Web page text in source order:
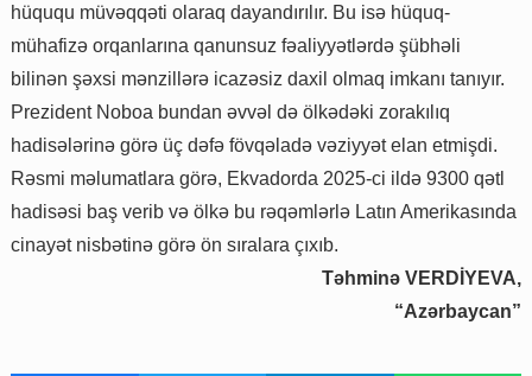
hüququ müvəqqəti olaraq dayandırılır. Bu isə hüquq-
mühafizə orqanlarına qanunsuz fəaliyyətlərdə şübhəli
bilinən şəxsi mənzillərə icazəsiz daxil olmaq imkanı tanıyır.
Prezident Noboa bundan əvvəl də ölkədəki zorakılıq
hadisələrinə görə üç dəfə fövqəladə vəziyyət elan etmişdi.
Rəsmi məlumatlara görə, Ekvadorda 2025-ci ildə 9300 qətl
hadisəsi baş verib və ölkə bu rəqəmlərlə Latın Amerikasında
cinayət nisbətinə görə ön sıralara çıxıb.
Təhminə VERDİYEVA,
“Azərbaycan”